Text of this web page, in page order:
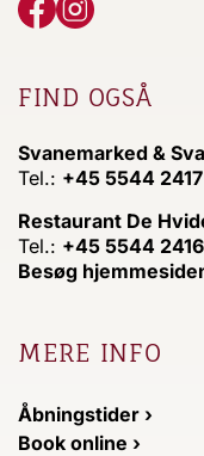
FIND OGSÅ
Svanemarked &
Tel.: +45 5544 2417
Restaurant De
Tel.: +45 5544 2416
Besøg
MERE INFO
Åbningstider ›
Book online ›